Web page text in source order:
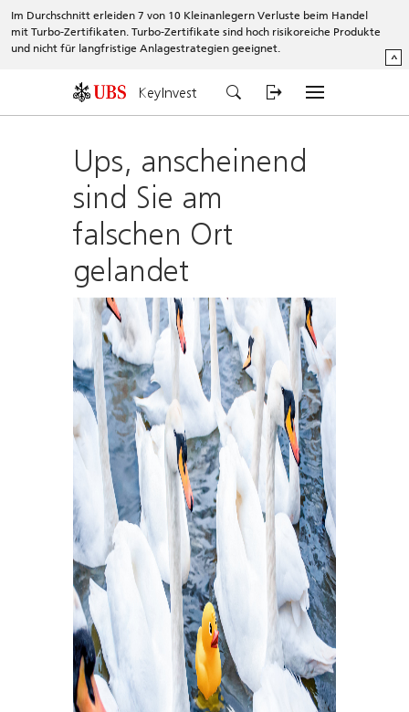
Im Durchschnitt erleiden 7 von 10 Kleinanlegern Verluste beim Handel
mit Turbo-Zertifikaten. Turbo-Zertifikate sind hoch risikoreiche Produkte
und nicht für langfristige Anlagestrategien geeignet.
^
KeyInvest
Ups, anscheinend
sind Sie am
falschen Ort
gelandet